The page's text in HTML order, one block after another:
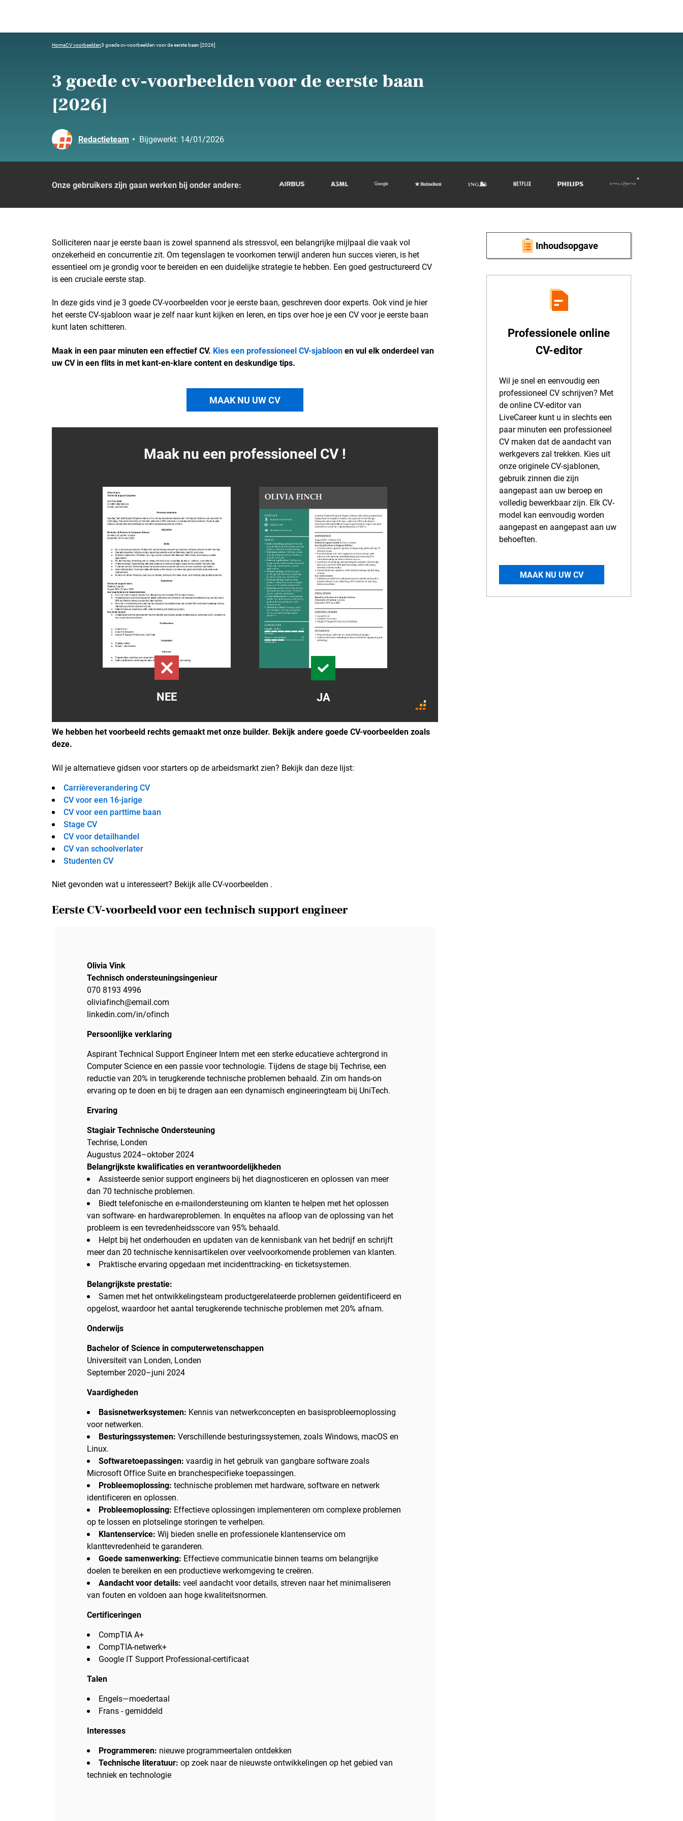
HomeCV voorbeelden3 goede cv-voorbeelden voor de eerste baan [2026]
3 goede cv-voorbeelden voor de eerste baan
[2026]
Redactieteam • Bijgewerkt: 14/01/2026
Onze gebruikers zijn gaan werken bij onder andere:
Inhoudsopgave
Professionele online
CV-editor
Wil je snel en eenvoudig een
professioneel CV schrijven? Met
de online CV-editor van
LiveCareer kunt u in slechts een
paar minuten een professioneel
CV maken dat de aandacht van
werkgevers zal trekken. Kies uit
onze originele CV-sjablonen,
gebruik zinnen die zijn
aangepast aan uw beroep en
volledig bewerkbaar zijn. Elk CV-
model kan eenvoudig worden
aangepast en aangepast aan uw
behoeften.
MAAK NU UW CV
Solliciteren naar je eerste baan is zowel spannend als stressvol, een belangrijke mijlpaal die vaak vol
onzekerheid en concurrentie zit. Om tegenslagen te voorkomen terwijl anderen hun succes vieren, is het
essentieel om je grondig voor te bereiden en een duidelijke strategie te hebben. Een goed gestructureerd CV
is een cruciale eerste stap.
In deze gids vind je 3 goede CV-voorbeelden voor je eerste baan, geschreven door experts. Ook vind je hier
het eerste CV-sjabloon waar je zelf naar kunt kijken en leren, en tips over hoe je een CV voor je eerste baan
kunt laten schitteren.
Maak in een paar minuten een effectief CV. Kies een professioneel CV-sjabloonen vul elk onderdeel van
uw CV in een flits in met kant-en-klare content en deskundige tips.
MAAK NU UW CV
Maak nu een professioneel CV !
NEE JA
We hebben het voorbeeld rechts gemaakt met onze builder. Bekijk andere goede CV-voorbeelden zoals
deze.
Wil je alternatieve gidsen voor starters op de arbeidsmarkt zien? Bekijk dan deze lijst:
Carrièreverandering CV
CV voor een 16-jarige
CV voor een parttime baan
Stage CV
CV voor detailhandel
CV van schoolverlater
Studenten CV
Niet gevonden wat u interesseert? Bekijk alle CV-voorbeelden .
Eerste CV-voorbeeld voor een technisch support engineer
Olivia Vink
Technisch ondersteuningsingenieur
070 8193 4996
oliviafinch@email.com
linkedin.com/in/ofinch
Persoonlijke verklaring
Aspirant Technical Support Engineer Intern met een sterke educatieve achtergrond in
Computer Science en een passie voor technologie. Tijdens de stage bij Techrise, een
reductie van 20% in terugkerende technische problemen behaald. Zin om hands-on
ervaring op te doen en bij te dragen aan een dynamisch engineeringteam bij UniTech.
Ervaring
Stagiair Technische Ondersteuning
Techrise, Londen
Augustus 2024–oktober 2024
Belangrijkste kwalificaties en verantwoordelijkheden
Assisteerde senior support engineers bij het diagnosticeren en oplossen van meer
dan 70 technische problemen.
Biedt telefonische en e-mailondersteuning om klanten te helpen met het oplossen
van software- en hardwareproblemen. In enquêtes na afloop van de oplossing van het
probleem is een tevredenheidsscore van 95% behaald.
Helpt bij het onderhouden en updaten van de kennisbank van het bedrijf en schrijft
meer dan 20 technische kennisartikelen over veelvoorkomende problemen van klanten.
Praktische ervaring opgedaan met incidenttracking- en ticketsystemen.
Belangrijkste prestatie:
Samen met het ontwikkelingsteam productgerelateerde problemen geïdentificeerd en
opgelost, waardoor het aantal terugkerende technische problemen met 20% afnam.
Onderwijs
Bachelor of Science in computerwetenschappen
Universiteit van Londen, Londen
September 2020–juni 2024
Vaardigheden
Basisnetwerksystemen: Kennis van netwerkconcepten en basisprobleemoplossing
voor netwerken.
Besturingssystemen: Verschillende besturingssystemen, zoals Windows, macOS en
Linux.
Softwaretoepassingen: vaardig in het gebruik van gangbare software zoals
Microsoft Office Suite en branchespecifieke toepassingen.
Probleemoplossing: technische problemen met hardware, software en netwerk
identificeren en oplossen.
Probleemoplossing: Effectieve oplossingen implementeren om complexe problemen
op te lossen en plotselinge storingen te verhelpen.
Klantenservice: Wij bieden snelle en professionele klantenservice om
klanttevredenheid te garanderen.
Goede samenwerking: Effectieve communicatie binnen teams om belangrijke
doelen te bereiken en een productieve werkomgeving te creëren.
Aandacht voor details: veel aandacht voor details, streven naar het minimaliseren
van fouten en voldoen aan hoge kwaliteitsnormen.
Certificeringen
CompTIA A+
CompTIA-netwerk+
Google IT Support Professional-certificaat
Talen
Engels—moedertaal
Frans - gemiddeld
Interesses
Programmeren: nieuwe programmeertalen ontdekken
Technische literatuur: op zoek naar de nieuwste ontwikkelingen op het gebied van
techniek en technologie